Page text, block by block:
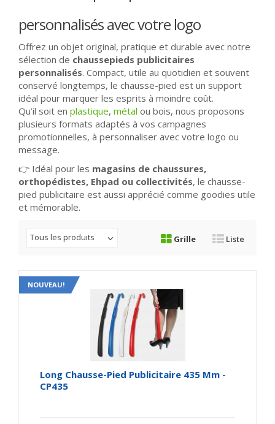
personnalisés avec votre logo
Offrez un objet original, pratique et durable avec notre
sélection de chaussepieds publicitaires
personnalisés. Compact, utile au quotidien et souvent
conservé longtemps, le chausse-pied est un support
idéal pour marquer les esprits à moindre coût.
Qu’il soit en plastique, métal ou bois, nous proposons
plusieurs formats adaptés à vos campagnes
promotionnelles, à personnaliser avec votre logo ou
message.
👉 Idéal pour les magasins de chaussures,
orthopédistes, Ehpad ou collectivités, le chausse-
pied publicitaire est aussi apprécié comme goodies utile
et mémorable.
Tous les produits Grille Liste
NOUVEAU!
Long Chausse-Pied Publicitaire 435 Mm -
CP435